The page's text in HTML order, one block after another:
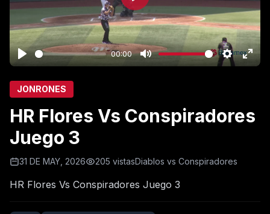
00:00
Play
JONRONES
HR Flores Vs Conspiradores
Juego 3
31 DE MAY, 2026 205 vistasDiablos vs Conspiradores
HR Flores Vs Conspiradores Juego 3